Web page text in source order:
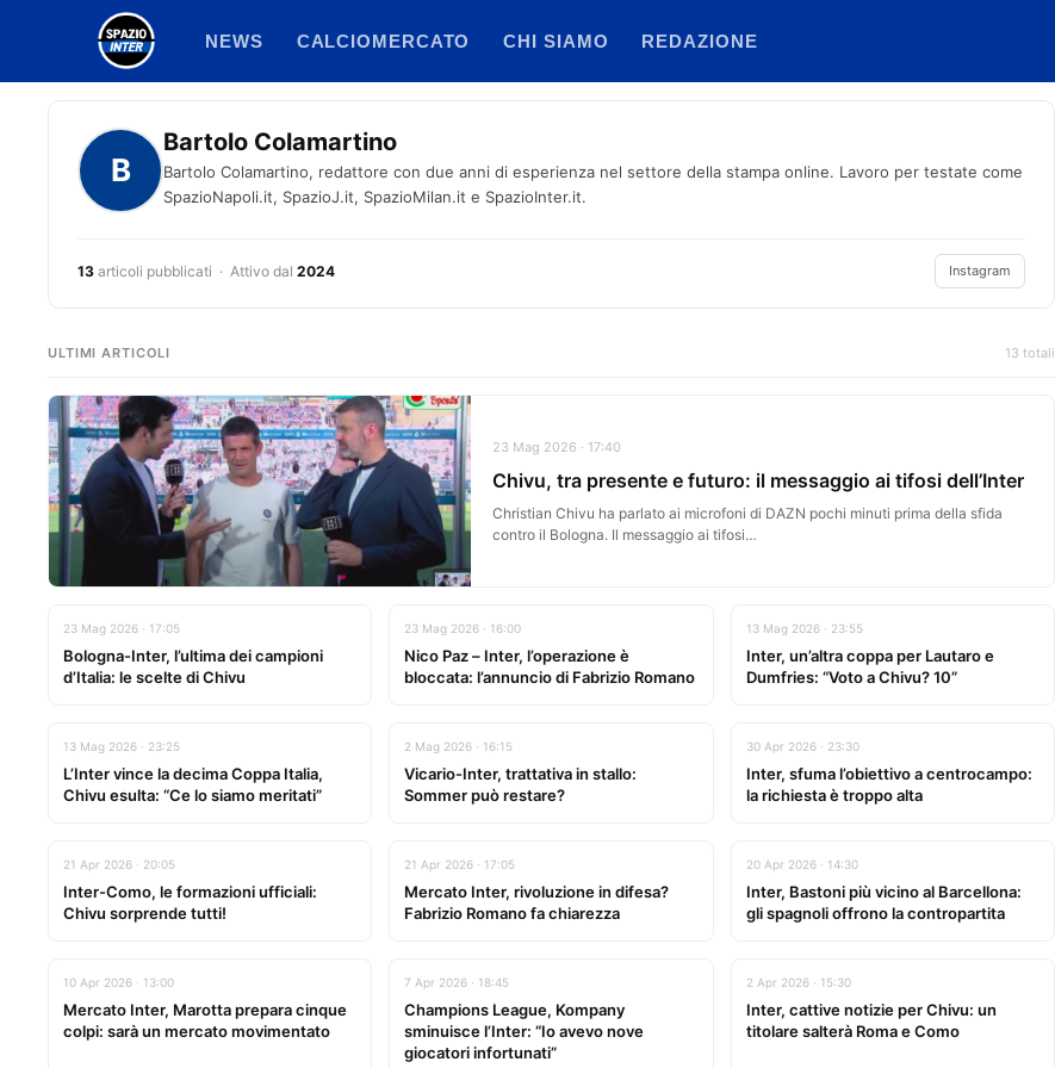
NEWS CALCIOMERCATO CHI SIAMO REDAZIONE
B
Bartolo Colamartino
Bartolo Colamartino, redattore con due anni di esperienza nel settore della stampa online. Lavoro per testate come
SpazioNapoli.it, SpazioJ.it, SpazioMilan.it e SpazioInter.it.
13 articoli pubblicati · Attivo dal 2024 Instagram
ULTIMI ARTICOLI 13 totali
23 Mag 2026 · 17:40
Chivu, tra presente e futuro: il messaggio ai tifosi dell’Inter
Christian Chivu ha parlato ai microfoni di DAZN pochi minuti prima della sfida
contro il Bologna. Il messaggio ai tifosi…
23 Mag 2026 · 17:05
Bologna-Inter, l’ultima dei campioni
d’Italia: le scelte di Chivu
23 Mag 2026 · 16:00
Nico Paz – Inter, l’operazione è
bloccata: l’annuncio di Fabrizio Romano
13 Mag 2026 · 23:55
Inter, un’altra coppa per Lautaro e
Dumfries: “Voto a Chivu? 10”
13 Mag 2026 · 23:25
L’Inter vince la decima Coppa Italia,
Chivu esulta: “Ce lo siamo meritati”
2 Mag 2026 · 16:15
Vicario-Inter, trattativa in stallo:
Sommer può restare?
30 Apr 2026 · 23:30
Inter, sfuma l’obiettivo a centrocampo:
la richiesta è troppo alta
21 Apr 2026 · 20:05
Inter-Como, le formazioni ufficiali:
Chivu sorprende tutti!
21 Apr 2026 · 17:05
Mercato Inter, rivoluzione in difesa?
Fabrizio Romano fa chiarezza
20 Apr 2026 · 14:30
Inter, Bastoni più vicino al Barcellona:
gli spagnoli offrono la contropartita
10 Apr 2026 · 13:00
Mercato Inter, Marotta prepara cinque
colpi: sarà un mercato movimentato
7 Apr 2026 · 18:45
Champions League, Kompany
sminuisce l’Inter: “Io avevo nove
giocatori infortunati”
2 Apr 2026 · 15:30
Inter, cattive notizie per Chivu: un
titolare salterà Roma e Como